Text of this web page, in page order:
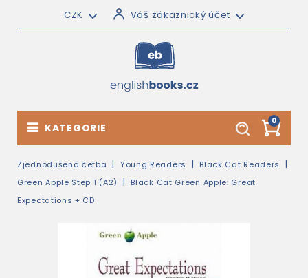
CZK Váš zákaznický účet
0
KATEGORIE
Zjednodušená četba Young Readers
Black Cat Readers
Green Apple Step 1 (A2)
Black Cat Green Apple: Great
Expectations + CD